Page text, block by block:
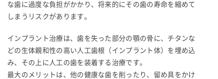
な歯に過度な負担がかかり、将来的にその歯の寿命を縮めて
しまうリスクがあります。
インプラント治療は、歯を失った部分の顎の骨に、チタンな
どの生体親和性の高い人工歯根（インプラント体）を埋め込
み、その上に人工の歯を装着する治療です。
最大のメリットは、他の健康な歯を削ったり、留め具をかけ